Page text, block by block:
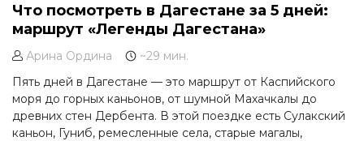
Что посмотреть в Дагестане за 5 дней:
маршрут «Легенды Дагестана»
Арина Ордина
~29 мин.
Пять дней в Дагестане — это маршрут от Каспийского
моря до горных каньонов, от шумной Махачкалы до
древних стен Дербента. В этой поездке есть Сулакский
каньон, Гуниб, ремесленные села, старые магалы,